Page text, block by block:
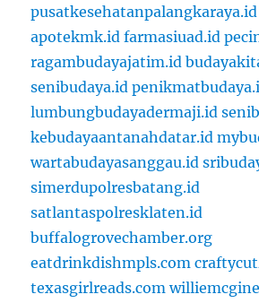
pusatkesehatanpalangkaraya.id
apotekmk.id farmasiuad.id
ragambudayajatim.id
senibudaya.id
lumbungbudayadermaji.id
kebudayaantanahdatar.id
wartabudayasanggau.id
simerdupolresbatang.id
satlantaspolresklaten.id
buffalogrovechamber.org
eatdrinkdishmpls.com
texasgirlreads.com